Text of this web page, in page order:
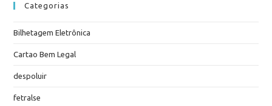
Categorias
Bilhetagem Eletrônica
Cartao Bem Legal
despoluir
fetralse